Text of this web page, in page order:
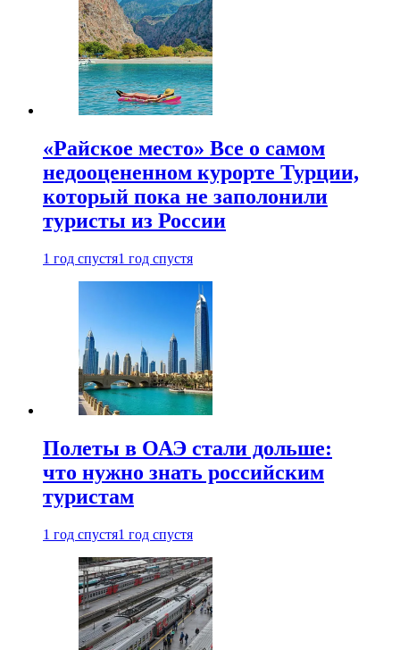
«Райское место» Все о самом
недооцененном курорте Турции,
который пока не заполонили
туристы из России
1 год спустя1 год спустя
Полеты в ОАЭ стали дольше:
что нужно знать российским
туристам
1 год спустя1 год спустя